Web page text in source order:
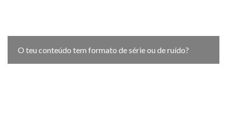
O teu conteúdo tem formato de série ou de ruído?